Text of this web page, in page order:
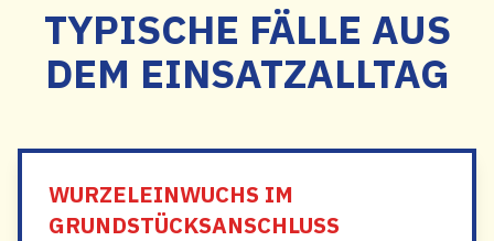
TYPISCHE FÄLLE AUS
DEM EINSATZALLTAG
WURZELEINWUCHS IM
GRUNDSTÜCKSANSCHLUSS